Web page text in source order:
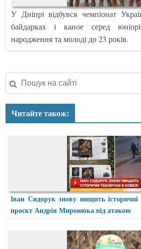
У Дніпрі відбувся чемпіонат
байдарках і каное серед
народження та молоді до 23 років.
Читайте також:
Іван Сидорук знову нищить
проєкт Андрія Миронюка під атакою